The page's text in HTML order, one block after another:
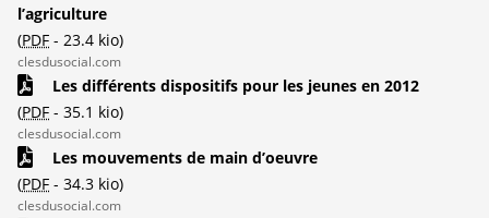
l’agriculture
(PDF - 23.4 kio)
clesdusocial.com
Les différents dispositifs pour les jeunes en 2012
(PDF - 35.1 kio)
clesdusocial.com
Les mouvements de main d’oeuvre
(PDF - 34.3 kio)
clesdusocial.com